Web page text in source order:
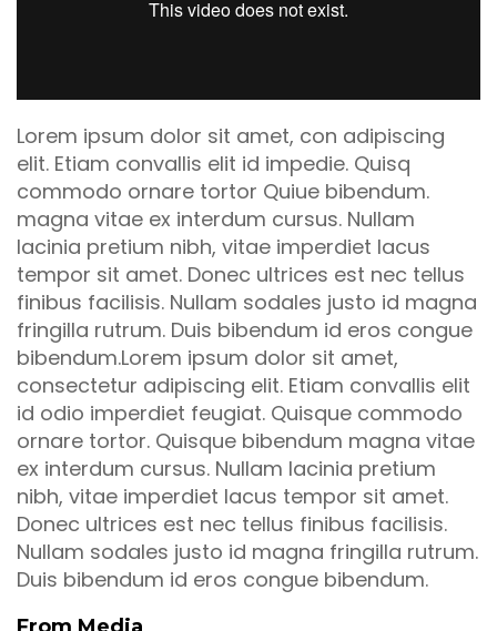
Lorem ipsum dolor sit amet, con adipiscing
elit. Etiam convallis elit id impedie. Quisq
commodo ornare tortor Quiue bibendum.
magna vitae ex interdum cursus. Nullam
lacinia pretium nibh, vitae imperdiet lacus
tempor sit amet. Donec ultrices est nec tellus
finibus facilisis. Nullam sodales justo id magna
fringilla rutrum. Duis bibendum id eros congue
bibendum.Lorem ipsum dolor sit amet,
consectetur adipiscing elit. Etiam convallis elit
id odio imperdiet feugiat. Quisque commodo
ornare tortor. Quisque bibendum magna vitae
ex interdum cursus. Nullam lacinia pretium
nibh, vitae imperdiet lacus tempor sit amet.
Donec ultrices est nec tellus finibus facilisis.
Nullam sodales justo id magna fringilla rutrum.
Duis bibendum id eros congue bibendum.